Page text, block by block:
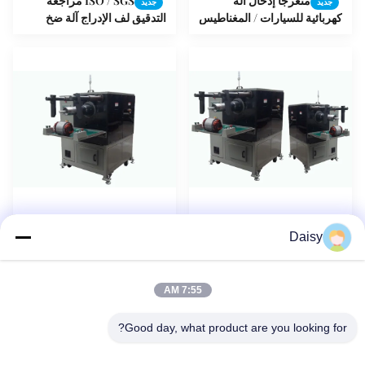
جديد
كهربائية للسيارات / المغناطيس
جديد
التدقيق لف الإدراج آلة ضخ
جديد
لفائف الإدراج التلقائي
الرسم الكهربائي
المحرك
2 التالي
Daisy
7:55 AM
Good day, what product are you looking for?